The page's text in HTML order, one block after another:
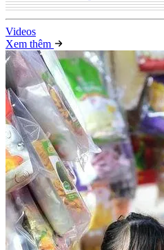
Videos
Xem thêm